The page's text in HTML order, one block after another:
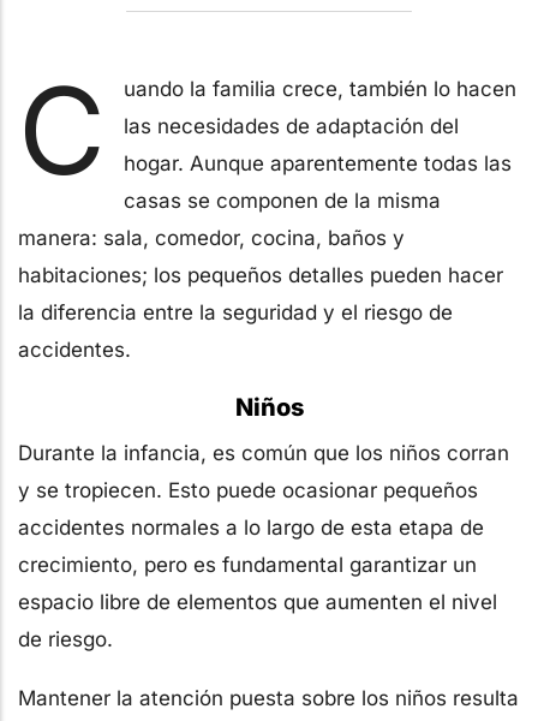
C
uando la familia crece, también lo hacen
las necesidades de adaptación del
hogar. Aunque aparentemente todas las
casas se componen de la misma
manera: sala, comedor, cocina, baños y
habitaciones; los pequeños detalles pueden hacer
la diferencia entre la seguridad y el riesgo de
accidentes.
Niños
Durante la infancia, es común que los niños corran
y se tropiecen. Esto puede ocasionar pequeños
accidentes normales a lo largo de esta etapa de
crecimiento, pero es fundamental garantizar un
espacio libre de elementos que aumenten el nivel
de riesgo.
Mantener la atención puesta sobre los niños resulta